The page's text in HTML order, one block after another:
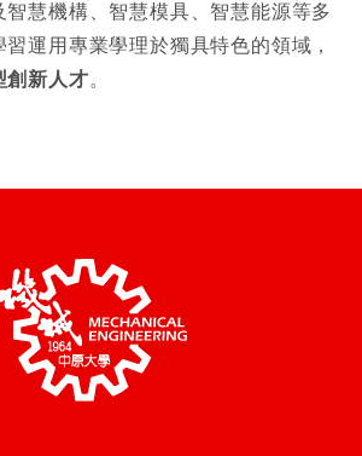
慧機構、智慧模具、智慧能源等多
運用專業學理於獨具特色的領域，
創新人才。